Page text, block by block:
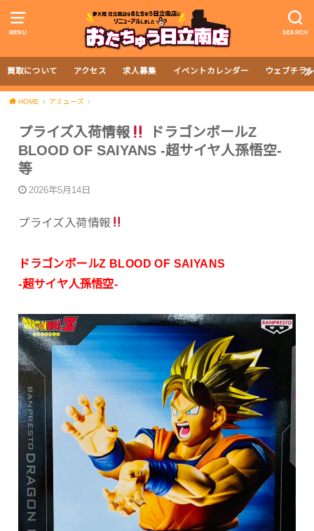
MENU SEARCH
買取について アクセス 求人募集 イベントカレンダー ウェブチラ
HOME アミューズ
プライズ入荷情報
ドラゴンボールZ
BLOOD OF SAIYANS -超サイヤ人孫悟空-
等
2026年5月14日
プライズ入荷情報
ドラゴンボールZ BLOOD OF SAIYANS
-超サイヤ人孫悟空-